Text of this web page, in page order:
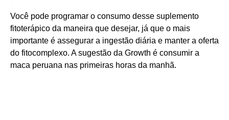
Você pode programar o consumo desse suplemento
fitoterápico da maneira que desejar, já que o mais
importante é assegurar a ingestão diária e manter a oferta
do fitocomplexo. A sugestão da Growth é consumir a
maca peruana nas primeiras horas da manhã.